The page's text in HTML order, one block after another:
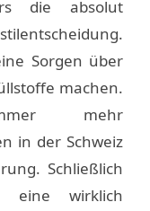
die absolut
Sorgen über
machen.
mehr
in der Schweiz
Schließlich
eine wirklich